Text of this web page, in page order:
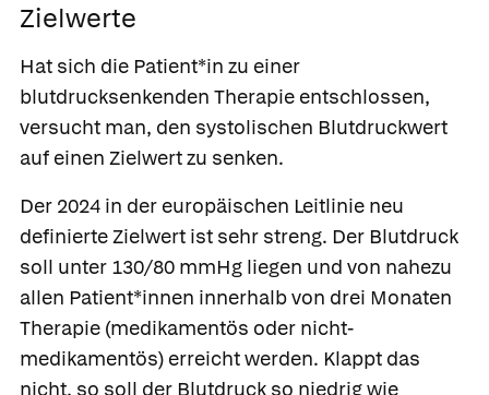
Zielwerte
Hat sich die Patient*in zu einer
blutdrucksenkenden Therapie entschlossen,
versucht man, den systolischen Blutdruckwert
auf einen Zielwert zu senken.
Der 2024 in der europäischen Leitlinie neu
definierte Zielwert ist sehr streng. Der Blutdruck
soll unter 130/80 mmHg liegen und von nahezu
allen Patient*innen innerhalb von drei Monaten
Therapie (medikamentös oder nicht-
medikamentös) erreicht werden. Klappt das
nicht, so soll der Blutdruck so niedrig wie